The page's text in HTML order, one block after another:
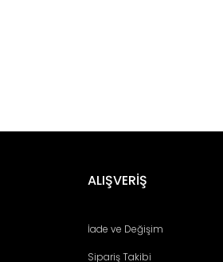
Yorum YazALIŞVERİŞ
İade ve Değişim
Sipariş Takibi